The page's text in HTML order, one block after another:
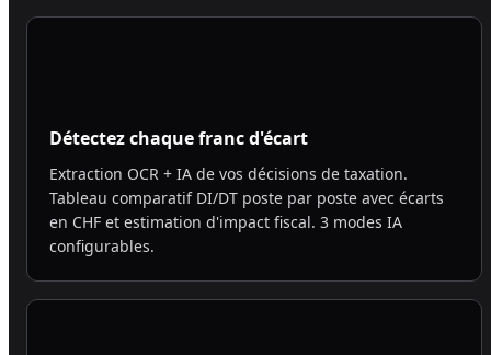
Détectez chaque franc d'écart
Extraction OCR + IA de vos décisions de taxation.
Tableau comparatif DI/DT poste par poste avec écarts
en CHF et estimation d'impact fiscal. 3 modes IA
configurables.